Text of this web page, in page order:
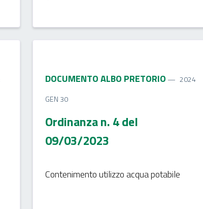
DOCUMENTO ALBO PRETORIO
2024
GEN 30
Ordinanza n. 4 del
09/03/2023
Contenimento utilizzo acqua potabile